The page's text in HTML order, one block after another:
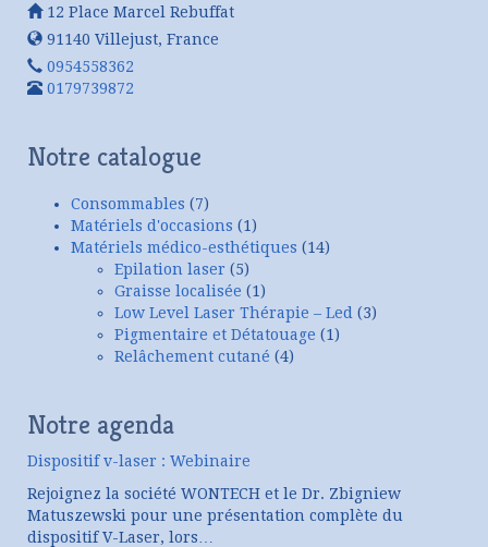
12 Place Marcel Rebuffat
91140 Villejust, France
0954558362
0179739872
Notre catalogue
Consommables (7)
Matériels d'occasions (1)
Matériels médico-esthétiques (14)
Epilation laser (5)
Graisse localisée (1)
Low Level Laser Thérapie – Led (3)
Pigmentaire et Détatouage (1)
Relâchement cutané (4)
Notre agenda
Dispositif v-laser : Webinaire
Rejoignez la société WONTECH et le Dr. Zbigniew
Matuszewski pour une présentation complète du
dispositif V-Laser, lors…